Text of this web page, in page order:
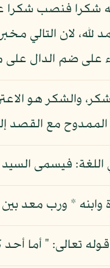
شكرا فنصب شكرا
لله، لان التالي
ضم الدال على ما
والشكر هو
مع القصد
اللغة: فيسمى السيد
* ورب معد بين خبت ( 5 )
تعالى: " أما